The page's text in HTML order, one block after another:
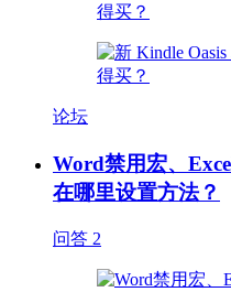
论坛
Word禁用宏、
在哪里设置方法？
问答 2